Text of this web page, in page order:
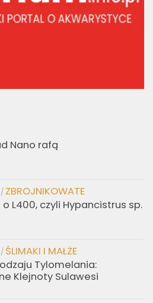
Nano rafą
/ ZBROJNIKOWATE
o L400, czyli Hypancistrus sp.
/ ŚLIMAKI I MAŁŻE
Tylomelania:
Klejnoty Sulawesi